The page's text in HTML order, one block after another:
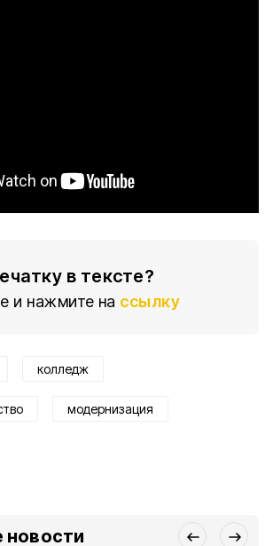
в тексте?
и нажмите на ссылку
колледж
модернизация
новости